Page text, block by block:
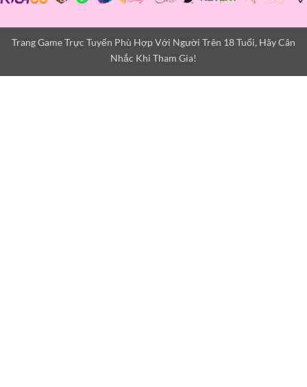
Trang Game Trực Tuyến Phù Hợp Với Người Trên 18 Tuổi, Hãy Cân
Nhắc Khi Tham Gia!